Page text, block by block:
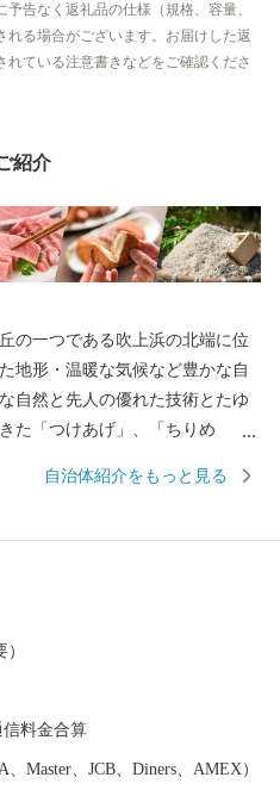
告なく返礼品の仕様（規格、容量、
る場合がございます。お届けした返
ている注意書きなどをご確認くださ
紹介
の一つである吹上浜の北端に位
地形・温暖な気候など豊かな自
自然と先人の優れた技術とたゆ
た「つけあげ」、「ちりめ
豊かなまちとして発展してきて
自治体紹介をもっと見る
信料金合算
Master、JCB、Diners、AMEX）